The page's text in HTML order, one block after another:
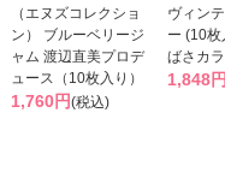
（エヌズコレクショ
ン） ブルーベリージ
ャム 渡辺直美プロデ
ュース（10枚入り）
1,760円(税込)
ヴィン
ー (10
ばさカ
1,848